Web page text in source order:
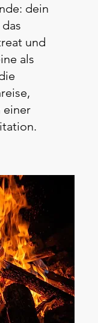
dein
und
als
einer